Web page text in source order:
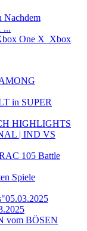
Nachdem
...
One X Xbox
in SUPER
HIGHLIGHTS
| IND VS
105 Battle
Spiele
05.03.2025
vom BÖSEN